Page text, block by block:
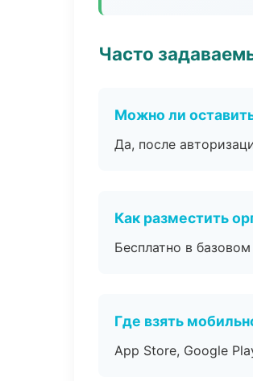
Часто
Можно ли
Да, после
Как разместить
Бесплатно в
Где взять
App Store, Google